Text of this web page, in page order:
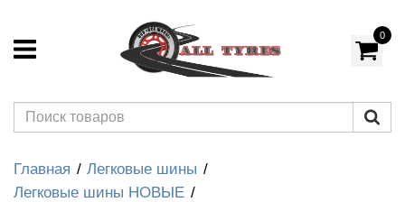
0
Главная
Легковые шины
Легковые шины НОВЫЕ